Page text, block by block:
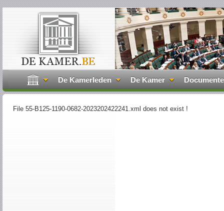
De Kamerleden De Kamer
File 55-B125-1190-0682-2023202422241.xml does not exist !